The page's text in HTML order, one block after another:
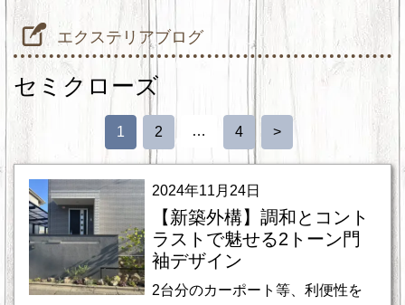
エクステリアブログ
セミクローズ
1 2 … 4 >
2024年11月24日
【新築外構】調和とコント
ラストで魅せる2トーン門
袖デザイン
2台分のカーポート等、利便性を